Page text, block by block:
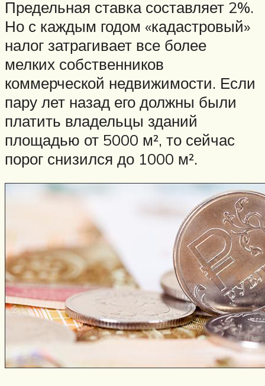
Предельная ставка составляет 2%.
Но с каждым годом «кадастровый»
налог затрагивает все более
мелких собственников
коммерческой недвижимости. Если
пару лет назад его должны были
платить владельцы зданий
площадью от 5000 м², то сейчас
порог снизился до 1000 м².